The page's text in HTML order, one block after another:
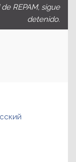
REPAM, sigue
detenido.